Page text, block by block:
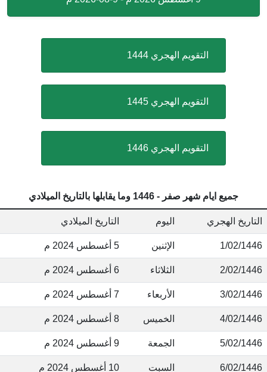
التقويم الهجري 1444
التقويم الهجري 1445
التقويم الهجري 1446
جميع ايام شهر صفر - 1446 وما يقابلها بالتاريخ الميلادي
الهجري اليوم التاريخ الميلادي
1/02/ الإثنين
2/02/ الثلاثاء
3/02/ الأربعاء
4/02/ الخميس
5/02/ الجمعة
6/02/ السبت 10 أغسطس 2024 م